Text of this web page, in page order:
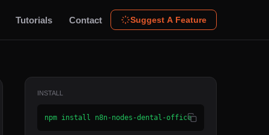
Tutorials Contact Suggest A Feature
INSTALL
npm install n8n-nodes-dental-office